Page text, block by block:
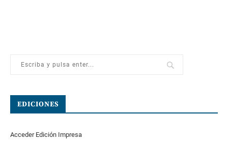
EDICIONES
Acceder Edición Impresa